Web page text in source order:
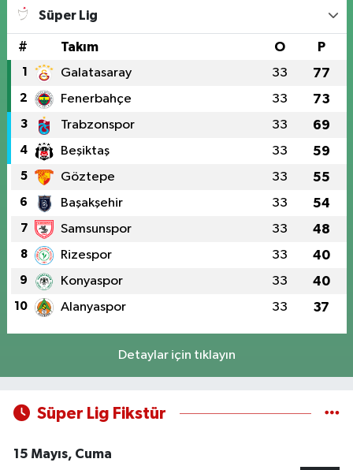
Süper Lig
# Takım O P
1 Galatasaray 33 77
2 Fenerbahçe 33 73
3 Trabzonspor 33 69
4 Beşiktaş 33 59
5 Göztepe 33 55
6 Başakşehir 33 54
7 Samsunspor 33 48
8 Rizespor 33 40
9 Konyaspor 33 40
10 Alanyaspor 33 37
Detaylar için tıklayın
Süper Lig Fikstür
15 Mayıs, Cuma